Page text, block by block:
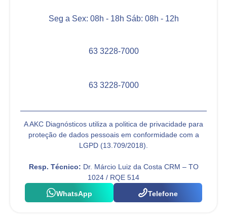
Seg a Sex: 08h - 18h Sáb: 08h - 12h
63 3228-7000
63 3228-7000
A AKC Diagnósticos utiliza a politica de privacidade para
proteção de dados pessoais em conformidade com a
LGPD (13.709/2018).
Resp. Técnico: Dr. Márcio Luiz da Costa CRM – TO
1024 / RQE 514
WhatsApp
Telefone